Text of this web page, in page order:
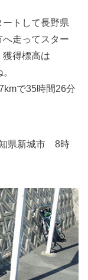
トして長野県
走ってスター
獲得標高は
で35時間26分
県新城市 8時